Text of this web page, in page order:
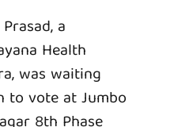
a
Health
was waiting
vote at Jumbo